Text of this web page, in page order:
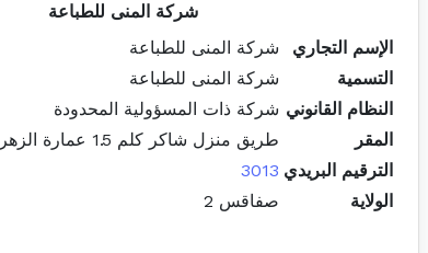
شركة المنى للطباعة
الإسم التجاري
شركة المنى للطباعة
التسمية
شركة المنى للطباعة
النظام القانوني شركة ذات المسؤولية المحدودة
المقر
طريق منزل شاكر كلم 1.5 عمارة الزهرات صفاقس الجنوبية
الترقيم البريدي 3013
الولاية
صفاقس 2